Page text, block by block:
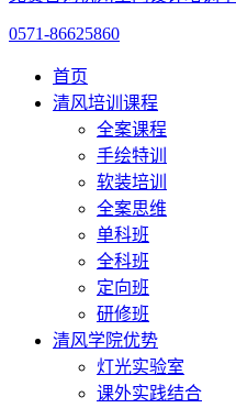
0571-86625860
首页
清风培训课程
全案课程
手绘特训
软装培训
全案思维
单科班
全科班
定向班
研修班
清风学院优势
灯光实验室
课外实践结合